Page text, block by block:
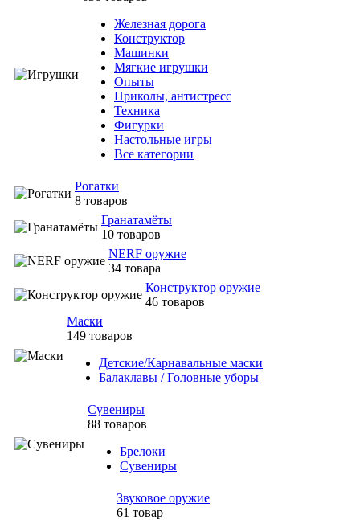
Железная дорога
Конструктор
Машинки
Мягкие игрушки
Опыты
Приколы, антистресс
Техника
Фигурки
Настольные игры
Все категории
Рогатки
8 товаров
Гранатамёты
10 товаров
NERF оружие
34 товара
Конструктор оружие
46 товаров
Маски
149 товаров
Детские/Карнавальные маски
Балаклавы / Головные уборы
Сувениры
88 товаров
Брелоки
Сувениры
Звуковое оружие
61 товар